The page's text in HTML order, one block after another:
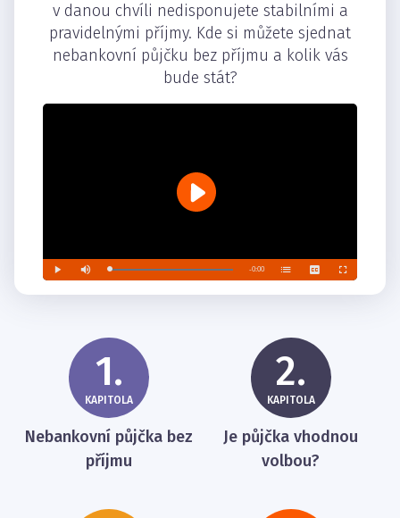
v danou chvíli nedisponujete stabilními a
pravidelnými příjmy. Kde si můžete sjednat
nebankovní půjčku bez příjmu a kolik vás
bude stát?
1.
KAPITOLA
Nebankovní půjčka bez
příjmu
2.
KAPITOLA
Je půjčka vhodnou
volbou?